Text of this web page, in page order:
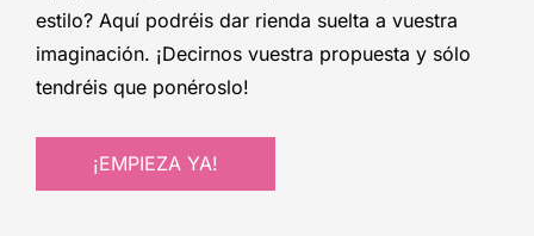
estilo? Aquí podréis dar rienda suelta a vuestra
imaginación. ¡Decirnos vuestra propuesta y sólo
tendréis que ponéroslo!
¡EMPIEZA YA!